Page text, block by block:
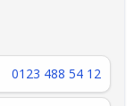
0123 488 54 12